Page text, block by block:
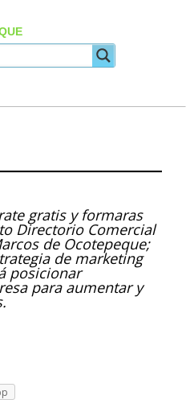
gratis y formaras
Directorio Comercial
de Ocotepeque;
de marketing
posicionar
para aumentar y